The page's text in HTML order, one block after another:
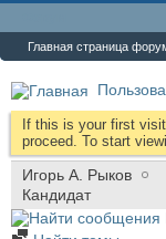
Главная страница
If this is your first
proceed. To start
Игорь А. Рыков
Кандидат